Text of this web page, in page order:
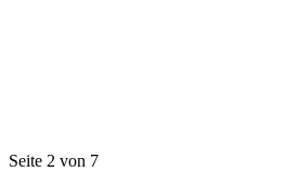
Seite 2 von 7